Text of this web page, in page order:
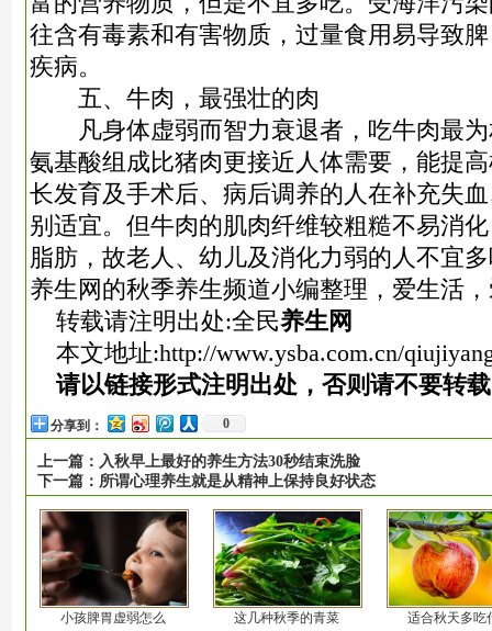
往含有毒素和有害物质，过量食用易导致
疾病。
五、牛肉，最强壮的肉
凡身体虚弱而智力衰退者，吃牛肉最为
氨基酸组成比猪肉更接近人体需要，能提
长发育及手术后、病后调养的人在补充失
别适宜。但牛肉的肌肉纤维较粗糙不易消
脂肪，故老人、幼儿及消化力弱的人不宜
养生网的秋季养生频道小编整理，爱生活
转载请注明出处:全民养生网
本文地址:http://www.ysba.com.cn/
请以链接形式注明出处，否则请不要转
分享到： 0
上一篇： 入秋早上最好的养生方法30秒结束洗脸
下一篇： 所谓心理养生就是从精神上保持良好状态
小孩脾胃虚弱怎么 这几种秋季的青菜 适合秋天多吃